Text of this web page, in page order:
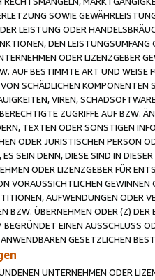
SOWIE
LEISTUNG ODER
DEN
ODER LIZENZGEBER
AUF BESTIMMTE ART UND
VON SCHÄDLICHEN
VIREN,
ZUGRIFFE AUF BZW.
TEXTEN ODER SONSTIGEN
ODER JURISTISCHEN PERSON
SEIN DENN, DIESE SIND IN
ODER LIZENZGEBER FÜR
VORAUSSICHTLICHEN
AUFWENDUNGEN ODER
BZW. ÜBERNEHMEN ODER (Z)
EINEN AUSSCHLUSS
GESETZLICHEN
UNTERNEHMEN ODER